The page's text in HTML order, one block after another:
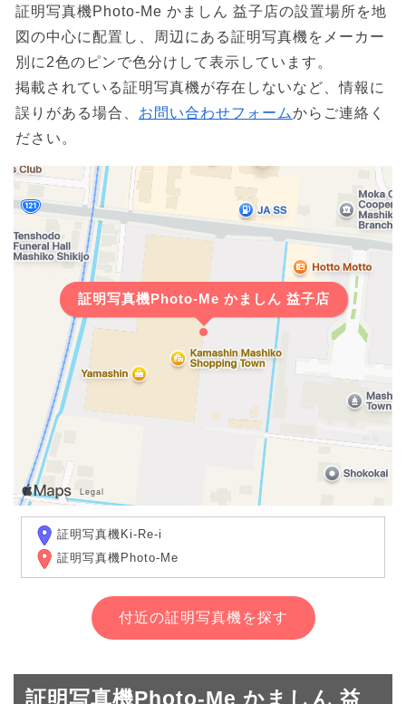
証明写真機Photo-Me かましん 益子店の設置場所を地
図の中心に配置し、周辺にある証明写真機をメーカー
別に2色のピンで色分けして表示しています。
掲載されている証明写真機が存在しないなど、情報に
誤りがある場合、 お問い合わせフォームからご連絡く
ださい。
証明写真機Photo-Me かましん 益子店
証明写真機Ki-Re-i
証明写真機Photo-Me
付近の証明写真機を探す
証明写真機Photo-Me かましん 益